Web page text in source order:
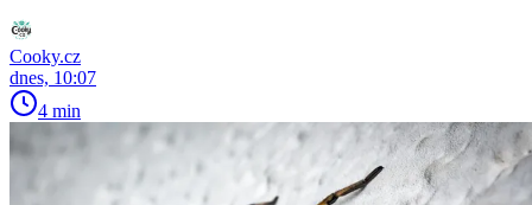
Cooky.cz
dnes, 10:07
4 min